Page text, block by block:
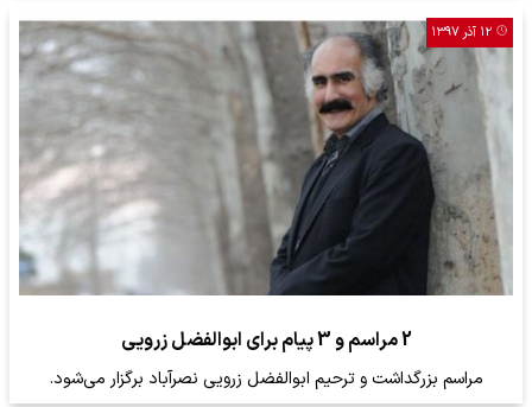
۱۲ آذر ۱۳۹۷
2 مراسم و 3 پیام برای ابوالفضل زرویی‌
مراسم بزرگداشت و ترحیم ابوالفضل زرویی‌ نصرآباد برگزار می‌شود.